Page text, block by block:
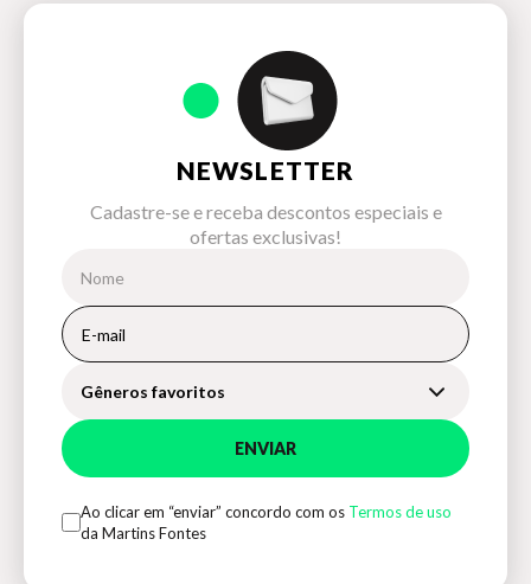
NEWSLETTER
Cadastre-se e receba descontos especiais e
ofertas exclusivas!
Gêneros favoritos
ENVIAR
Ao clicar em “enviar” concordo com os Termos de uso
da Martins Fontes